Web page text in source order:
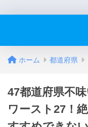
ホーム 都道府県
47都道府県不
ワースト27！